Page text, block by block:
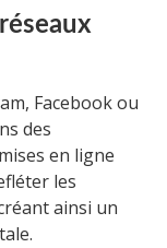
Facebook ou
des
en ligne
les
ainsi un